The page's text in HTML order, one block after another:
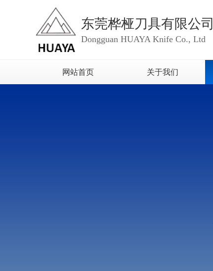
东莞桦桠刀具有限公司
Dongguan HUAYA Knife Co., Ltd
网站首页 关于我们